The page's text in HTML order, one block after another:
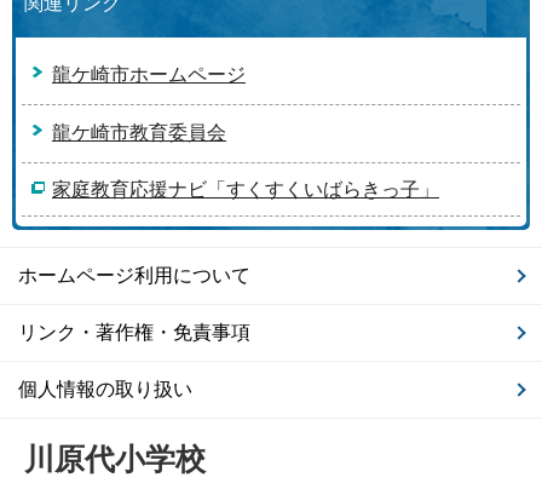
龍ケ崎市ホームページ
龍ケ崎市教育委員会
家庭教育応援ナビ「すくすくいばらきっ子」
ホームページ利用について
リンク・著作権・免責事項
個人情報の取り扱い
川原代小学校